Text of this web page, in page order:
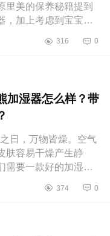
里美的保养秘籍提到
，加上考虑到宝宝出
啥的)，于是买...
316 0
加湿器怎么样？带
日，万物皆燥。空气
肤容易干燥产生静
需要一款好的加湿
补充水分，云雾绕
374 0